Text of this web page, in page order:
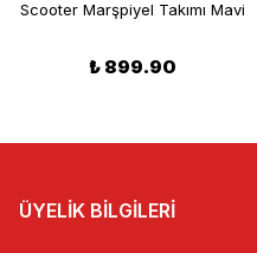
Scooter Marşpiyel Takımı Mavi
₺ 899.90
ÜYELİK BİLGİLERİ